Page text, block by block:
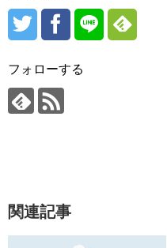
フォローする
関連記事